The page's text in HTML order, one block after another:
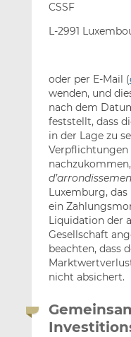
CSSF
L-2991
oder per E-Mail (
wenden, und
nach dem
feststellt, dass
in der Lage zu
Verpflichtungen
Luxemburg,
ein
Liquidation der
Gesellschaft
beachten, dass
nicht absichert.